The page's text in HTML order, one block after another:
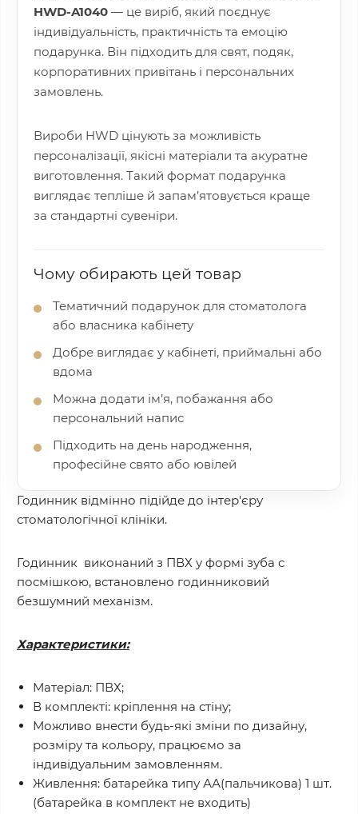
HWD-A1040 — це виріб, який поєднує
індивідуальність, практичність та емоцію
подарунка. Він підходить для свят, подяк,
корпоративних привітань і персональних
замовлень.
Вироби HWD цінують за можливість
персоналізації, якісні матеріали та акуратне
виготовлення. Такий формат подарунка
виглядає тепліше й запам’ятовується краще
за стандартні сувеніри.
Чому обирають цей товар
Тематичний подарунок для стоматолога
або власника кабінету
Добре виглядає у кабінеті, приймальні або
вдома
Можна додати ім’я, побажання або
персональний напис
Підходить на день народження,
професійне свято або ювілей
Годинник відмінно підійде до інтер'єру
стоматологічної клініки.
Годинник виконаний з ПВХ у формі зуба с
посмішкою, встановлено годинниковий
безшумний механізм.
Характеристики:
Матеріал: ПВХ;
В комплекті: кріплення на стіну;
Можливо внести будь-які зміни по дизайну,
розміру та кольору, працюємо за
індивідуальним замовленням.
Живлення: батарейка типу АА(пальчикова) 1 шт.
(батарейка в комплект не входить)